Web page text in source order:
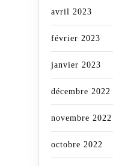
avril 2023
février 2023
janvier 2023
décembre 2022
novembre 2022
octobre 2022